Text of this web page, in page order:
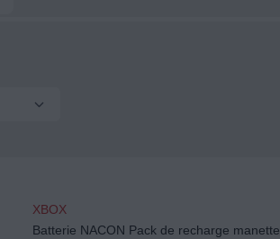
XBOX
Batterie NACON Pack de recharge manette